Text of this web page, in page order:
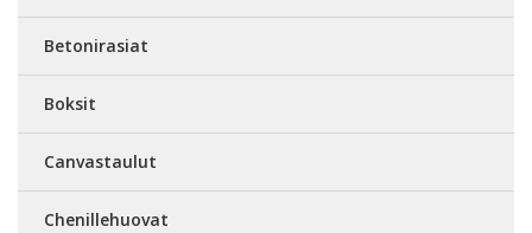
Betonirasiat
Boksit
Canvastaulut
Chenillehuovat